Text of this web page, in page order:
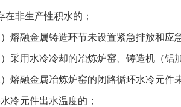
在非生产性积水的；
）熔融金属铸造环节未设置紧急排放和
）采用水冷冷却的冶炼炉窑、铸造机（
）熔融金属冶炼炉窑的闭路循环水冷元
冷元件出水温度的；